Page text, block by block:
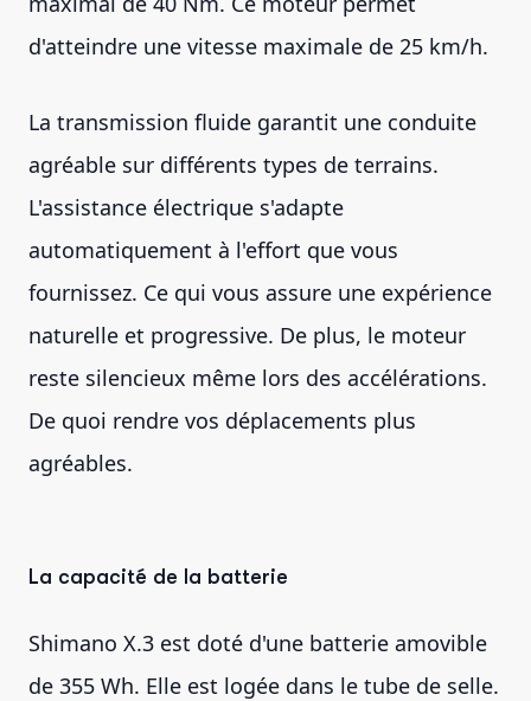
d'atteindre une vitesse maximale de 25 km/h.
La transmission fluide garantit une conduite
agréable sur différents types de terrains.
L'assistance électrique s'adapte
automatiquement à l'effort que vous
fournissez. Ce qui vous assure une expérience
naturelle et progressive. De plus, le moteur
reste silencieux même lors des accélérations.
De quoi rendre vos déplacements plus
agréables.
La capacité de la batterie
Shimano X.3 est doté d'une batterie amovible
de 355 Wh. Elle est logée dans le tube de selle.